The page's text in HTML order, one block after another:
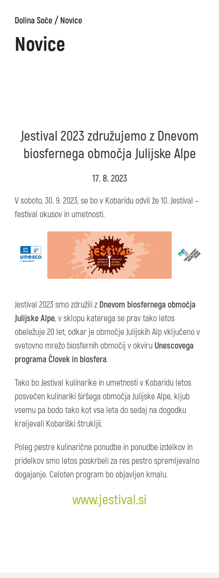
Dolina Soče/Novice
Novice
Jestival 2023 združujemo z Dnevom
biosfernega območja Julijske Alpe
17. 8. 2023
V soboto, 30. 9. 2023, se bo v Kobaridu odvil že 10. Jestival –
festival okusov in umetnosti.
Jestival 2023 smo združili z Dnevom biosfernega območja
Julijske Alpe, v sklopu katerega se prav tako letos
obeležuje 20 let, odkar je območje Julijskih Alp vključeno v
svetovno mrežo biosfernih območij v okviru Unescovega
programa Človek in biosfera.
Tako bo Jestival kulinarike in umetnosti v Kobaridu letos
posvečen kulinariki širšega območja Julijske Alpe, kljub
vsemu pa bodo tako kot vsa leta do sedaj na dogodku
kraljevali Kobariški štrukljii.
Poleg pestre kulinarične ponudbe in ponudbe izdelkov in
pridelkov smo letos poskrbeli za res pestro spremljevalno
dogajanje. Celoten program bo objavljen kmalu.
www.jestival.si